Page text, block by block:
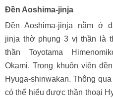
Đền Aoshima-jinja
Đền Aoshima-jinja nằm ở
jinja thờ phụng 3 vị thần là
thần Toyotama
Okami. Trong khuôn viên
Hyuga-shinwakan. Thông
có thể hiểu được thần thoại